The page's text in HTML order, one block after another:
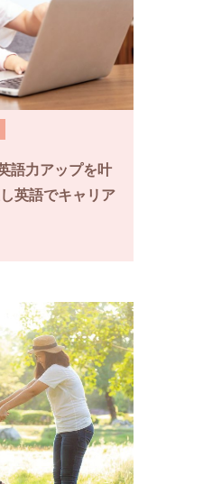
語力アップを叶
英語でキャリア